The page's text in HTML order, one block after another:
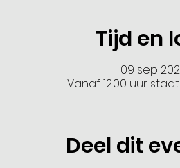
Tijd en
09 sep
Vanaf 12.00 uur
Deel dit